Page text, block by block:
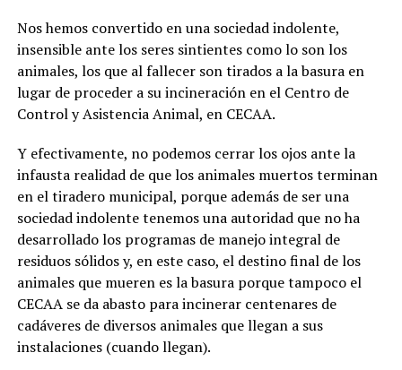
Nos hemos convertido en una sociedad indolente,
insensible ante los seres sintientes como lo son los
animales, los que al fallecer son tirados a la basura en
lugar de proceder a su incineración en el Centro de
Control y Asistencia Animal, en CECAA.
Y efectivamente, no podemos cerrar los ojos ante la
infausta realidad de que los animales muertos terminan
en el tiradero municipal, porque además de ser una
sociedad indolente tenemos una autoridad que no ha
desarrollado los programas de manejo integral de
residuos sólidos y, en este caso, el destino final de los
animales que mueren es la basura porque tampoco el
CECAA se da abasto para incinerar centenares de
cadáveres de diversos animales que llegan a sus
instalaciones (cuando llegan).